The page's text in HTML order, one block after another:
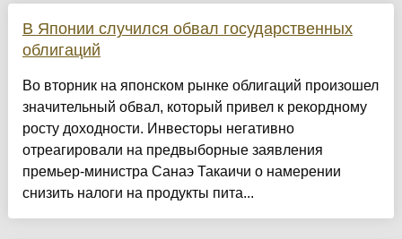
В Японии случился обвал государственных
облигаций
Во вторник на японском рынке облигаций произошел
значительный обвал, который привел к рекордному
росту доходности. Инвесторы негативно
отреагировали на предвыборные заявления
премьер-министра Санаэ Такаичи о намерении
снизить налоги на продукты пита...